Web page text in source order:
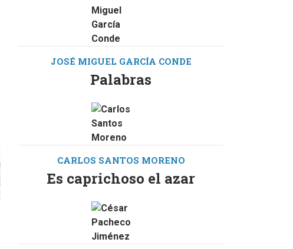
JOSÉ MIGUEL GARCÍA CONDE
Palabras
CARLOS SANTOS MORENO
Es caprichoso el azar